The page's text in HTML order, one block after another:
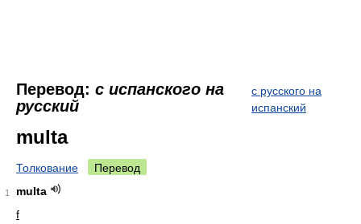
Перевод: с испанского на
русский
с русского на
испанский
multa
Толкование Перевод
1
multa
f